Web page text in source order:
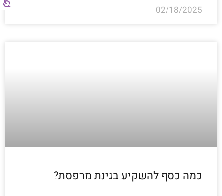
02/18/2025
כמה כסף להשקיע בגינת מרפסת?